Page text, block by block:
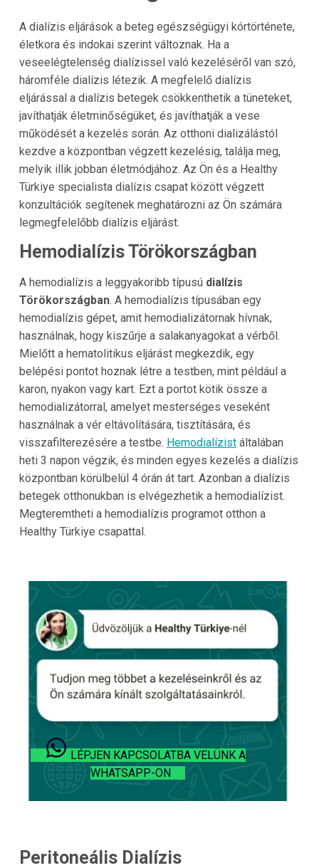
A dialízis eljárások a beteg egészségügyi kórtörténete,
életkora és indokai szerint változnak. Ha a
veseelégtelenség dialízissel való kezeléséről van szó,
háromféle dialízis létezik. A megfelelő dialízis
eljárással a dialízis betegek csökkenthetik a tüneteket,
javíthatják életminőségüket, és javíthatják a vese
működését a kezelés során. Az otthoni dializálástól
kezdve a központban végzett kezelésig, találja meg,
melyik illik jobban életmódjához. Az Ön és a Healthy
Türkiye specialista dialízis csapat között végzett
konzultációk segítenek meghatározni az Ön számára
legmegfelelőbb dialízis eljárást.
HemodialízisTörökországban
A hemodialízis a leggyakoribb típusú dialízis
Törökországban. A hemodialízis típusában egy
hemodialízis gépet, amit hemodializátornak hívnak,
használnak, hogy kiszűrje a salakanyagokat a vérből.
Mielőtt a hematolitikus eljárást megkezdik, egy
belépési pontot hoznak létre a testben, mint például a
karon, nyakon vagy kart. Ezt a portot kötik össze a
hemodializátorral, amelyet mesterséges veseként
használnak a vér eltávolítására, tisztítására, és
visszafilterezésére a testbe. Hemodialízistáltalában
heti 3 napon végzik, és minden egyes kezelés a dialízis
központban körülbelül 4 órán át tart. Azonban a dialízis
betegek otthonukban is elvégezhetik a hemodialízist.
Megteremtheti a hemodialízis programot otthon a
Healthy Türkiye csapattal.
LÉPJEN KAPCSOLATBA VELÜNK A
WHATSAPP-ON
Peritoneális Dialízis